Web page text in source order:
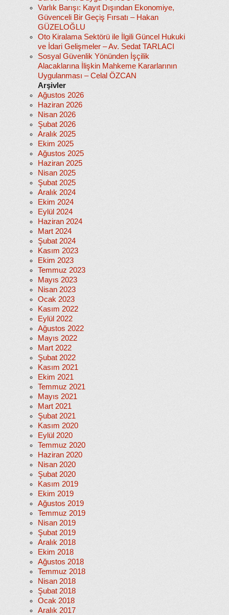
Varlık Barışı: Kayıt Dışından Ekonomiye,
Güvenceli Bir Geçiş Fırsatı – Hakan
GÜZELOĞLU
Oto Kiralama Sektörü ile İlgili Güncel Hukuki
ve İdari Gelişmeler – Av. Sedat TARLACI
Sosyal Güvenlik Yönünden İşçilik
Alacaklarına İlişkin Mahkeme Kararlarının
Uygulanması – Celal ÖZCAN
Arşivler
Ağustos 2026
Haziran 2026
Nisan 2026
Şubat 2026
Aralık 2025
Ekim 2025
Ağustos 2025
Haziran 2025
Nisan 2025
Şubat 2025
Aralık 2024
Ekim 2024
Eylül 2024
Haziran 2024
Mart 2024
Şubat 2024
Kasım 2023
Ekim 2023
Temmuz 2023
Mayıs 2023
Nisan 2023
Ocak 2023
Kasım 2022
Eylül 2022
Ağustos 2022
Mayıs 2022
Mart 2022
Şubat 2022
Kasım 2021
Ekim 2021
Temmuz 2021
Mayıs 2021
Mart 2021
Şubat 2021
Kasım 2020
Eylül 2020
Temmuz 2020
Haziran 2020
Nisan 2020
Şubat 2020
Kasım 2019
Ekim 2019
Ağustos 2019
Temmuz 2019
Nisan 2019
Şubat 2019
Aralık 2018
Ekim 2018
Ağustos 2018
Temmuz 2018
Nisan 2018
Şubat 2018
Ocak 2018
Aralık 2017